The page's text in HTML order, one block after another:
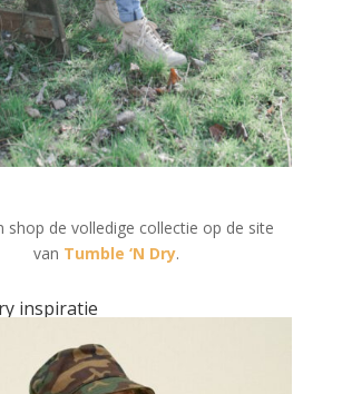
shop de volledige collectie op de site
van Tumble ‘N Dry.
inspiratie